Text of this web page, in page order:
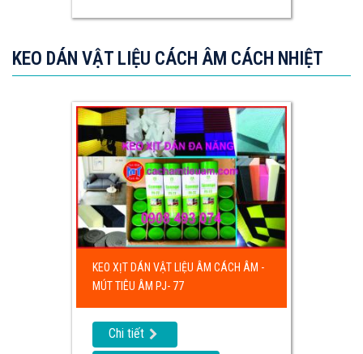
KEO DÁN VẬT LIỆU CÁCH ÂM CÁCH NHIỆT
KEO XỊT DÁN VẬT LIỆU ÂM CÁCH ÂM -
MÚT TIÊU ÂM PJ- 77
Chi tiết